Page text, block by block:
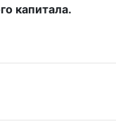
капитала.